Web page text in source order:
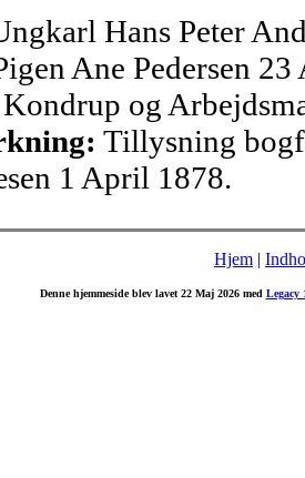
Hans Peter
Ane Pedersen
og
Tillysning
1 April 1878.
Hjem |
Denne hjemmeside blev lavet 22 Maj 2026 med Legacy